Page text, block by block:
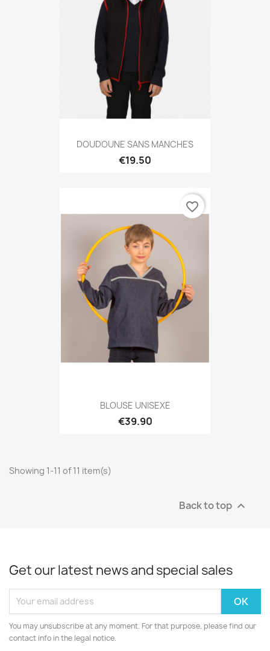
DOUDOUNE SANS MANCHES
€19.50
BLOUSE UNISEXE
€39.90
favorite_border
Showing 1-11 of 11 item(s)
Back to top 
Get our latest news and special sales
You may unsubscribe at any moment. For that purpose, please find our
contact info in the legal notice.